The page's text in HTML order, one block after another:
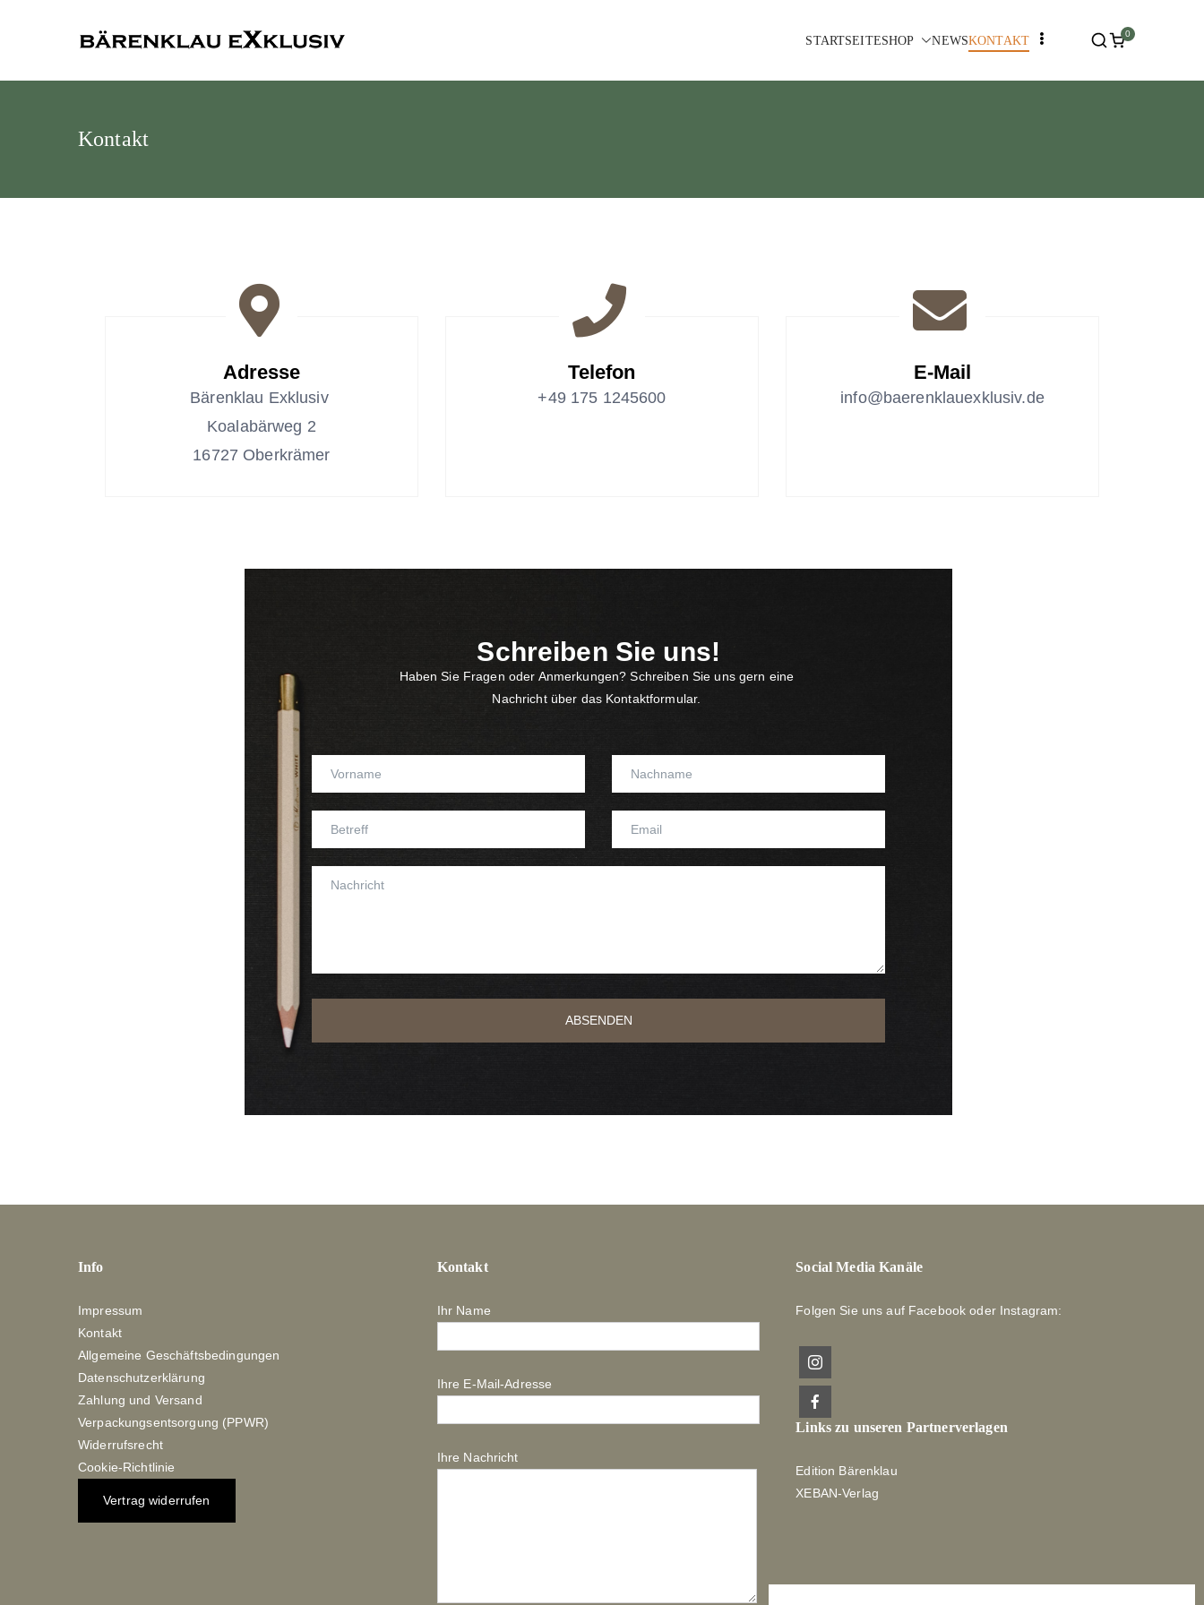
STARTSEITESHOP NEWSKONTAKT 0
Kontakt
Adresse
Bärenklau Exklusiv
Koalabärweg 2
16727 Oberkrämer
Telefon
+49 175 1245600
E-Mail
info@baerenklauexklusiv.de
Schreiben Sie uns!
Haben Sie Fragen oder Anmerkungen? Schreiben Sie uns gern eine
Nachricht über das Kontaktformular.
ABSENDEN
Info
Impressum
Kontakt
Allgemeine Geschäftsbedingungen
Datenschutzerklärung
Zahlung und Versand
Verpackungsentsorgung (PPWR)
Widerrufsrecht
Cookie-Richtlinie
Vertrag widerrufen
Kontakt
Ihr Name
Ihre E-Mail-Adresse
Ihre Nachricht
Social Media Kanäle
Folgen Sie uns auf Facebook oder Instagram:
Links zu unseren Partnerverlagen
Edition Bärenklau
XEBAN-Verlag